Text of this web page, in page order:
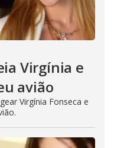
Virgínia e
avião
Virgínia Fonseca e